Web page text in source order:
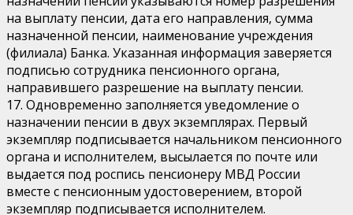
на выплату пенсии, дата его направления, сумма
назначенной пенсии, наименование учреждения
(филиала) Банка. Указанная информация заверяется
подписью сотрудника пенсионного органа,
направившего разрешение на выплату пенсии.
17. Одновременно заполняется уведомление о
назначении пенсии в двух экземплярах. Первый
экземпляр подписывается начальником пенсионного
органа и исполнителем, высылается по почте или
выдается под роспись пенсионеру МВД России
вместе с пенсионным удостоверением, второй
экземпляр подписывается исполнителем.